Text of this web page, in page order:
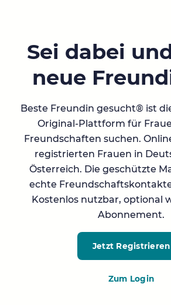
Sei dabei
neue
Beste Freundin gesucht® ist
Original-Plattform für
Freundschaften suchen.
registrierten Frauen in
Österreich. Die geschützte
echte
Kostenlos nutzbar, optional
Abonnement.
Jetzt Registrieren
Zum Login